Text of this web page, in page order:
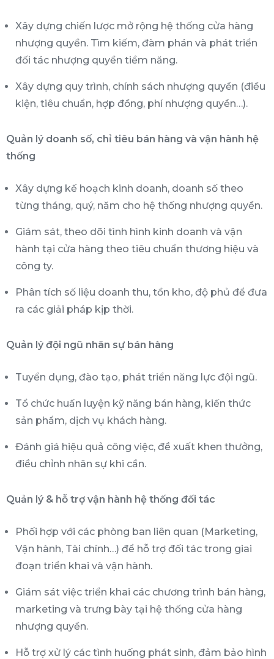
Xây dựng chiến lược mở rộng hệ thống cửa hàng
nhượng quyền. Tìm kiếm, đàm phán và phát triển
đối tác nhượng quyền tiềm năng.
Xây dựng quy trình, chính sách nhượng quyền (điều
kiện, tiêu chuẩn, hợp đồng, phí nhượng quyền…).
Quản lý doanh số, chỉ tiêu bán hàng và vận hành hệ
thống
Xây dựng kế hoạch kinh doanh, doanh số theo
từng tháng, quý, năm cho hệ thống nhượng quyền.
Giám sát, theo dõi tình hình kinh doanh và vận
hành tại cửa hàng theo tiêu chuẩn thương hiệu và
công ty.
Phân tích số liệu doanh thu, tồn kho, độ phủ để đưa
ra các giải pháp kịp thời.
Quản lý đội ngũ nhân sự bán hàng
Tuyển dụng, đào tạo, phát triển năng lực đội ngũ.
Tổ chức huấn luyện kỹ năng bán hàng, kiến thức
sản phẩm, dịch vụ khách hàng.
Đánh giá hiệu quả công việc, đề xuất khen thưởng,
điều chỉnh nhân sự khi cần.
Quản lý & hỗ trợ vận hành hệ thống đối tác
Phối hợp với các phòng ban liên quan (Marketing,
Vận hành, Tài chính…) để hỗ trợ đối tác trong giai
đoạn triển khai và vận hành.
Giám sát việc triển khai các chương trình bán hàng,
marketing và trưng bày tại hệ thống cửa hàng
nhượng quyền.
Hỗ trợ xử lý các tình huống phát sinh, đảm bảo hình